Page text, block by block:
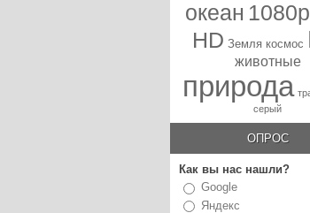
океан 1080p
HD Земля космос
животные
природа
серый
ОПРОС
Как вы нас нашли?
Google
Яндекс